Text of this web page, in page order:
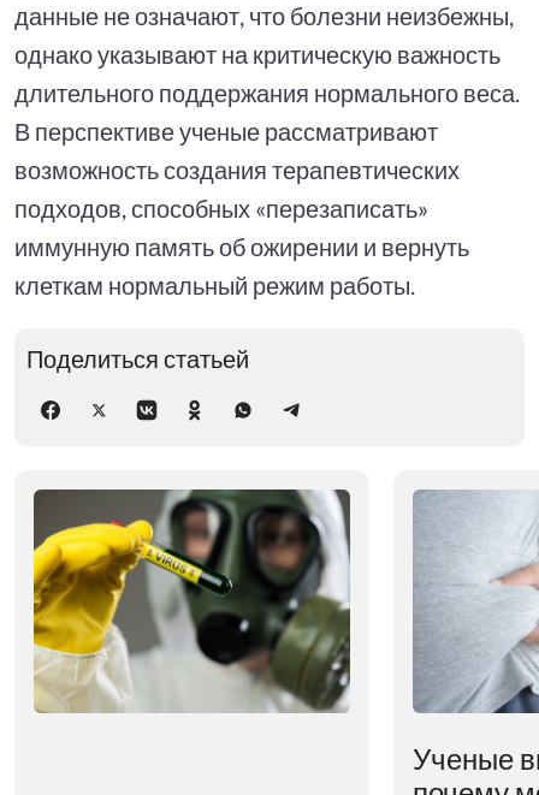
данные не означают, что болезни неизбежны,
однако указывают на критическую важность
длительного поддержания нормального веса.
В перспективе ученые рассматривают
возможность создания терапевтических
подходов, способных «перезаписать»
иммунную память об ожирении и вернуть
клеткам нормальный режим работы.
Поделиться статьей
Ученые